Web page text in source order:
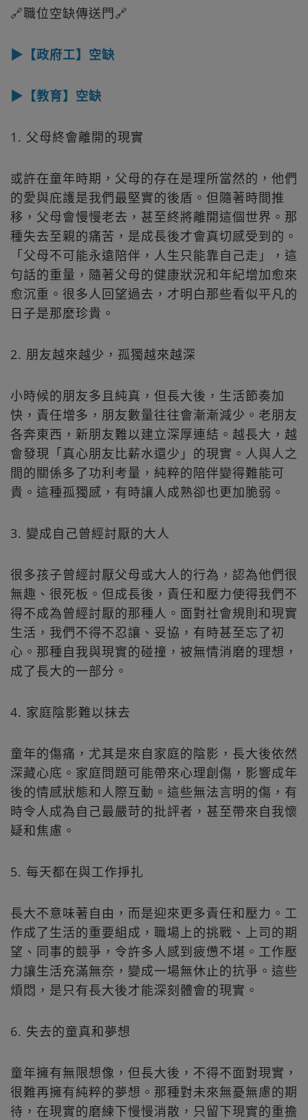
🔗職位空缺傳送門🔗
▶【政府工】空缺
▶【教育】空缺
1. 父母終會離開的現實
或許在童年時期，父母的存在是理所當然的，他們
的愛與庇護是我們最堅實的後盾。但隨著時間推
移，父母會慢慢老去，甚至終將離開這個世界。那
種失去至親的痛苦，是成長後才會真切感受到的。
「父母不可能永遠陪伴，人生只能靠自己走」，這
句話的重量，隨著父母的健康狀況和年紀增加愈來
愈沉重。很多人回望過去，才明白那些看似平凡的
日子是那麼珍貴。
2. 朋友越來越少，孤獨越來越深
小時候的朋友多且純真，但長大後，生活節奏加
快，責任增多，朋友數量往往會漸漸減少。老朋友
各奔東西，新朋友難以建立深厚連結。越長大，越
會發現「真心朋友比薪水還少」的現實。人與人之
間的關係多了功利考量，純粹的陪伴變得難能可
貴。這種孤獨感，有時讓人成熟卻也更加脆弱。
3. 變成自己曾經討厭的大人
很多孩子曾經討厭父母或大人的行為，認為他們很
無趣、很死板。但成長後，責任和壓力使得我們不
得不成為曾經討厭的那種人。面對社會規則和現實
生活，我們不得不忍讓、妥協，有時甚至忘了初
心。那種自我與現實的碰撞，被無情消磨的理想，
成了長大的一部分。
4. 家庭陰影難以抹去
童年的傷痛，尤其是來自家庭的陰影，長大後依然
深藏心底。家庭問題可能帶來心理創傷，影響成年
後的情感狀態和人際互動。這些無法言明的傷，有
時令人成為自己最嚴苛的批評者，甚至帶來自我懷
疑和焦慮。
5. 每天都在與工作掙扎
長大不意味著自由，而是迎來更多責任和壓力。工
作成了生活的重要組成，職場上的挑戰、上司的期
望、同事的競爭，令許多人感到疲憊不堪。工作壓
力讓生活充滿無奈，變成一場無休止的抗爭。這些
煩悶，是只有長大後才能深刻體會的現實。
6. 失去的童真和夢想
童年擁有無限想像，但長大後，不得不面對現實，
很難再擁有純粹的夢想。那種對未來無憂無慮的期
待，在現實的磨練下慢慢消散，只留下現實的重擔